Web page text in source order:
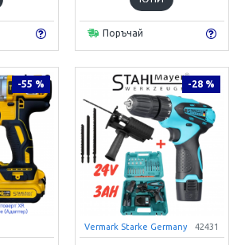
Поръчай
-55 % -28 %
Vermark Starke Germany 42431